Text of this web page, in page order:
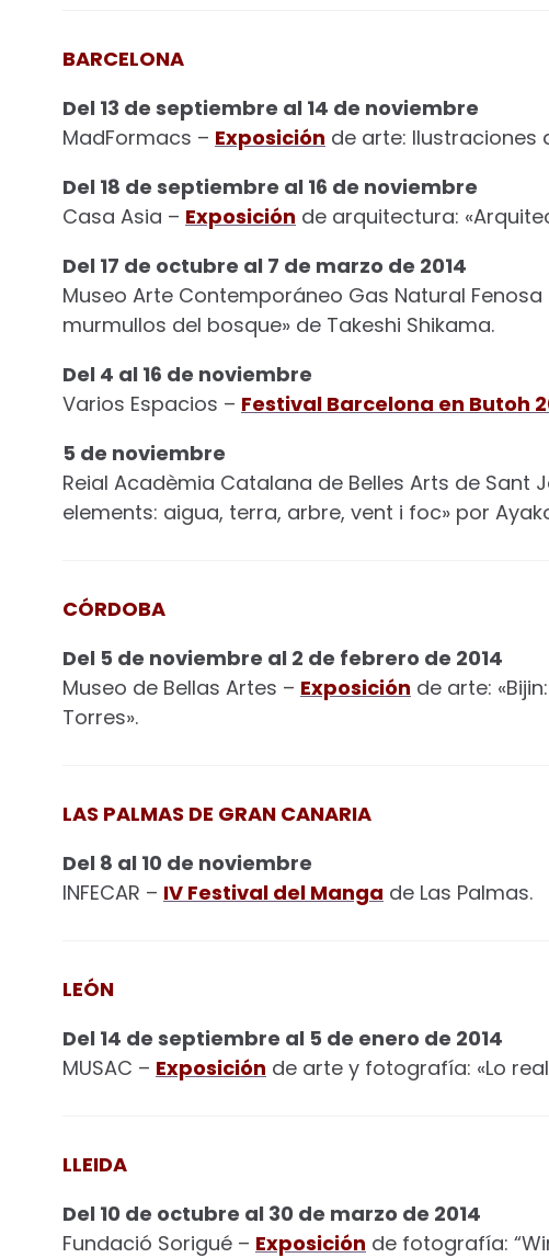
BARCELONA
Del 13 de septiembre al 14 de noviembre
MadFormacs – Exposición de arte: Ilustraciones
Del 18 de septiembre al 16 de noviembre
Casa Asia – Exposición de arquitectura:
Del 17 de octubre al 7 de marzo de 2014
Museo Arte Contemporáneo Gas Natural Fenosa
murmullos del bosque» de Takeshi Shikama.
Del 4 al 16 de noviembre
Varios Espacios – Festival Barcelona en Butoh
5 de noviembre
Reial Acadèmia Catalana de Belles Arts de Sant
elements: aigua, terra, arbre, vent i foc» por
CÓRDOBA
Del 5 de noviembre al 2 de febrero de 2014
Museo de Bellas Artes – Exposición de arte:
Torres».
LAS PALMAS DE GRAN CANARIA
Del 8 al 10 de noviembre
INFECAR – IV Festival del Manga de Las Palmas.
LEÓN
Del 14 de septiembre al 5 de enero de 2014
MUSAC – Exposición de arte y fotografía: «Lo
LLEIDA
Del 10 de octubre al 30 de marzo de 2014
Fundació Sorigué – Exposición de fotografía: